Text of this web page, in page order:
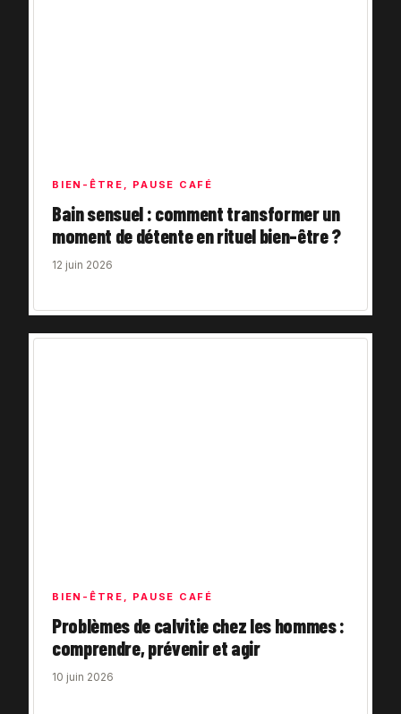
BIEN-ÊTRE PAUSE CAFÉ
Bain sensuel : comment transformer un
moment de détente en rituel bien-être ?
12 juin 2026
BIEN-ÊTRE PAUSE CAFÉ
Problèmes de calvitie chez les hommes :
comprendre, prévenir et agir
10 juin 2026